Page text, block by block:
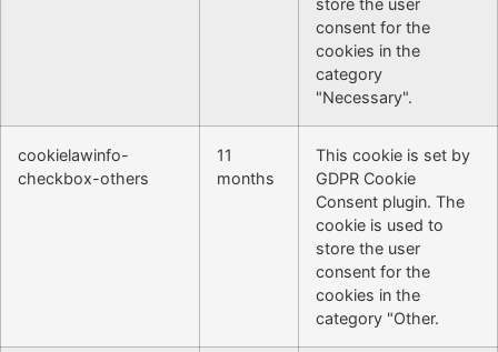
consent for the
cookies in the
category
"Necessary".
cookielawinfo-
checkbox-others
11
months
This cookie is set by
GDPR Cookie
Consent plugin. The
cookie is used to
store the user
consent for the
cookies in the
category "Other.